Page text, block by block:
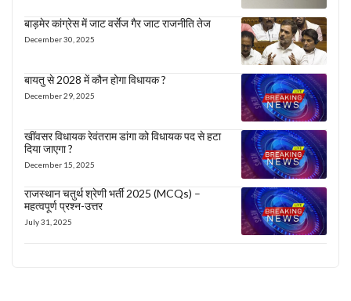
बाड़मेर कांग्रेस में जाट वर्सेज गैर जाट राजनीति तेज
December 30, 2025
बायतु से 2028 में कौन होगा विधायक ?
December 29, 2025
खींवसर विधायक रेवंतराम डांगा को विधायक पद से हटा
दिया जाएगा ?
December 15, 2025
राजस्थान चतुर्थ श्रेणी भर्ती 2025 (MCQs) –
महत्वपूर्ण प्रश्न-उत्तर
July 31, 2025